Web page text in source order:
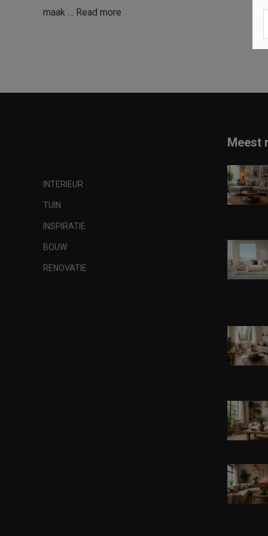
maak … Read more
INTERIEUR
TUIN
INSPIRATIE
BOUW
RENOVATIE
Meest